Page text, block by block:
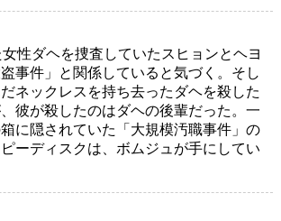
性ダヘを捜査していたスヒョンとヘヨ
事件」と関係していると気づく。そし
ネックレスを持ち去ったダヘを殺した
彼が殺したのはダヘの後輩だった。一
に隠されていた「大規模汚職事件」の
ーディスクは、ボムジュが手にしてい